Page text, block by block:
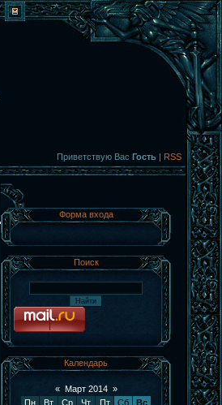
Приветствую Вас Гость | RSS
Форма входа
Поиск
Календарь
« Март 2014 »
Пн
Вт Ср Чт Пт Сб
Вс